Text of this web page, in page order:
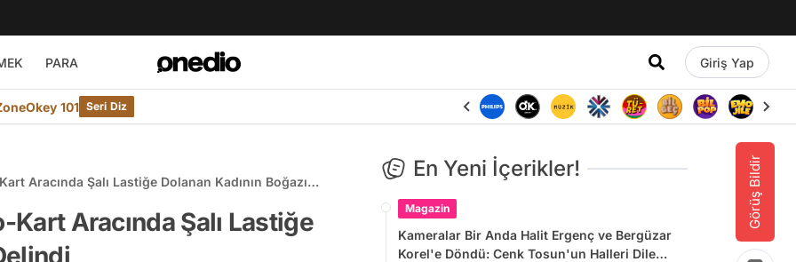
PARA Giriş Yap
101 Seri Diz
Görüş Bildir
Aracında Şalı Lastiğe Dolanan Kadının Boğazı
Aracında Şalı Lastiğe
En Yeni İçerikler!
Magazin
Kameralar Bir Anda Halit Ergenç ve Bergüzar
Korel'e Döndü: Cenk Tosun'un Halleri Dile